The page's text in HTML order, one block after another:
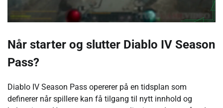
Når starter og slutter Diablo IV Season
Pass?
Diablo IV Season Pass opererer på en tidsplan som
definerer når spillere kan få tilgang til nytt innhold og